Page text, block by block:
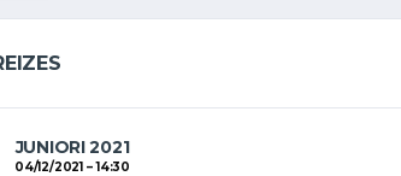
JUNIORI 2021
04/12/2021 14:30